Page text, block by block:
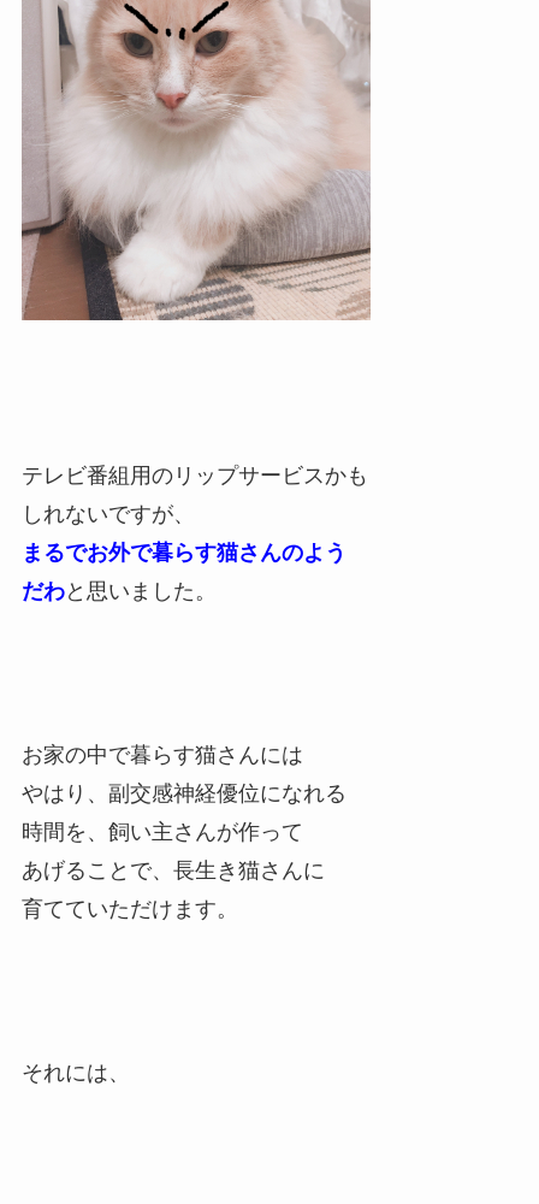
テレビ番組用のリップサービスかも
しれないですが、
まるでお外で暮らす猫さんのよう
だわと思いました。
お家の中で暮らす猫さんには
やはり、副交感神経優位になれる
時間を、飼い主さんが作って
あげることで、長生き猫さんに
育てていただけます。
それには、